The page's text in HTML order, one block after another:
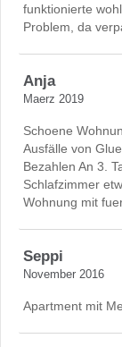
funktionierte
Problem, da
Anja
Maerz 2019
Schoene
Ausfälle von
Bezahlen An 3.
Schlafzimmer
Wohnung mit
Seppi
November 2016
Apartment mit